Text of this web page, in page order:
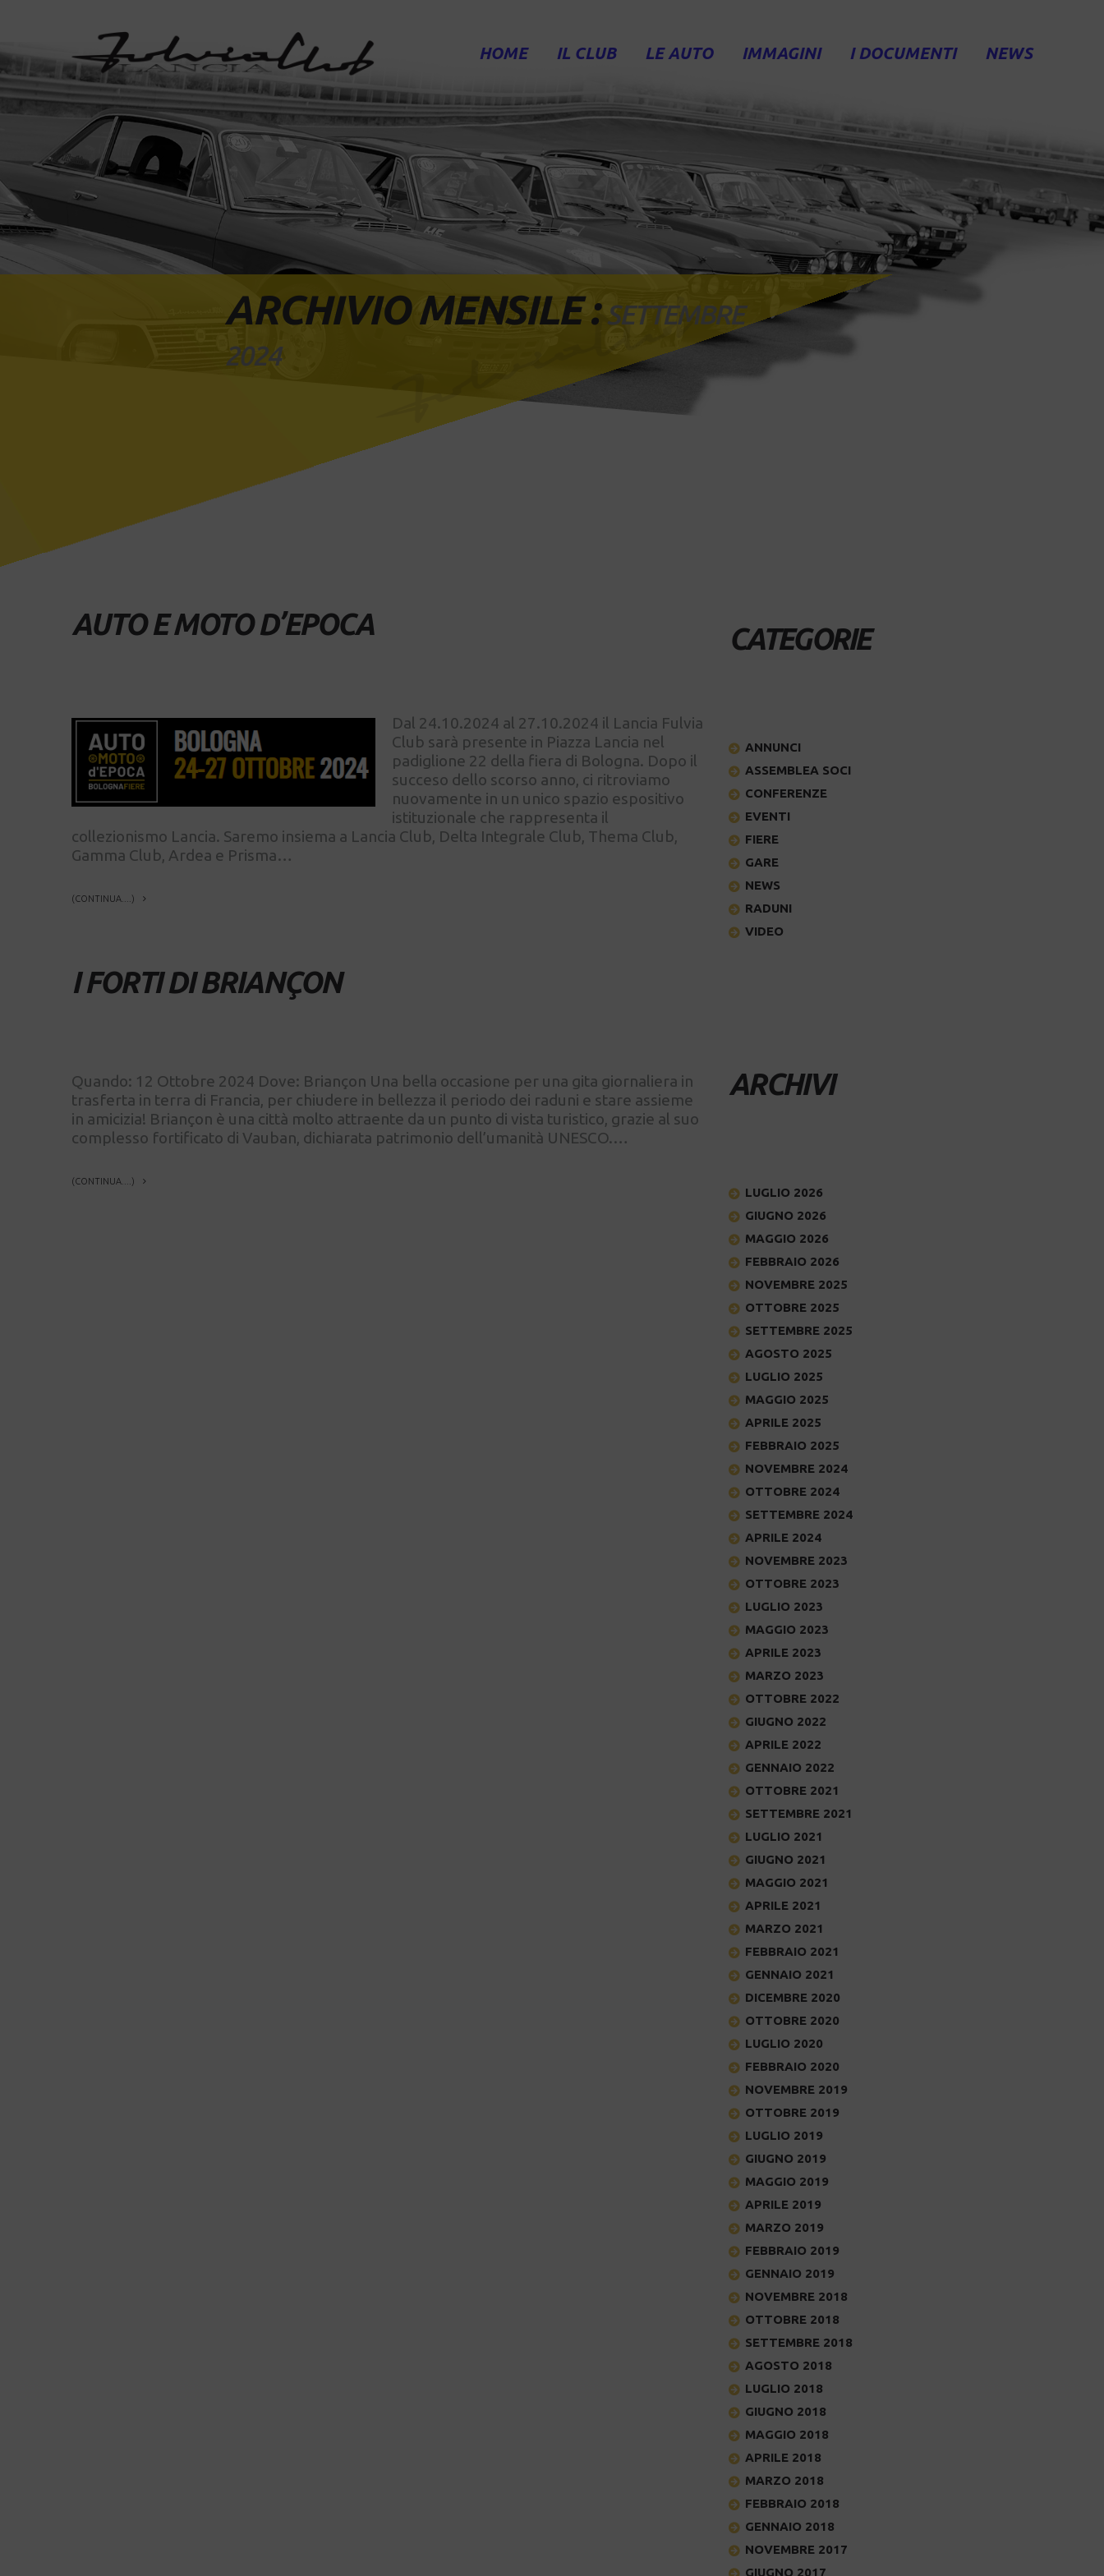
HOME IL CLUB LE AUTO IMMAGINI I DOCUMENTI NEWS
ARCHIVIO MENSILE :SETTEMBRE
2024
AUTO E MOTO D’EPOCA
Dal 24.10.2024 al 27.10.2024 il Lancia Fulvia
Club sarà presente in Piazza Lancia nel
padiglione 22 della fiera di Bologna. Dopo il
succeso dello scorso anno, ci ritroviamo
nuovamente in un unico spazio espositivo
istituzionale che rappresenta il
collezionismo Lancia. Saremo insiema a Lancia Club, Delta Integrale Club, Thema Club,
Gamma Club, Ardea e Prisma…
(CONTINUA....)
I FORTI DI BRIANÇON
Quando: 12 Ottobre 2024 Dove: Briançon Una bella occasione per una gita giornaliera in
trasferta in terra di Francia, per chiudere in bellezza il periodo dei raduni e stare assieme
in amicizia! Briançon è una città molto attraente da un punto di vista turistico, grazie al suo
complesso fortificato di Vauban, dichiarata patrimonio dell’umanità UNESCO.…
(CONTINUA....)
CATEGORIE
ANNUNCI
ASSEMBLEA SOCI
CONFERENZE
EVENTI
FIERE
GARE
NEWS
RADUNI
VIDEO
ARCHIVI
LUGLIO 2026
GIUGNO 2026
MAGGIO 2026
FEBBRAIO 2026
NOVEMBRE 2025
OTTOBRE 2025
SETTEMBRE 2025
AGOSTO 2025
LUGLIO 2025
MAGGIO 2025
APRILE 2025
FEBBRAIO 2025
NOVEMBRE 2024
OTTOBRE 2024
SETTEMBRE 2024
APRILE 2024
NOVEMBRE 2023
OTTOBRE 2023
LUGLIO 2023
MAGGIO 2023
APRILE 2023
MARZO 2023
OTTOBRE 2022
GIUGNO 2022
APRILE 2022
GENNAIO 2022
OTTOBRE 2021
SETTEMBRE 2021
LUGLIO 2021
GIUGNO 2021
MAGGIO 2021
APRILE 2021
MARZO 2021
FEBBRAIO 2021
GENNAIO 2021
DICEMBRE 2020
OTTOBRE 2020
LUGLIO 2020
FEBBRAIO 2020
NOVEMBRE 2019
OTTOBRE 2019
LUGLIO 2019
GIUGNO 2019
MAGGIO 2019
APRILE 2019
MARZO 2019
FEBBRAIO 2019
GENNAIO 2019
NOVEMBRE 2018
OTTOBRE 2018
SETTEMBRE 2018
AGOSTO 2018
LUGLIO 2018
GIUGNO 2018
MAGGIO 2018
APRILE 2018
MARZO 2018
FEBBRAIO 2018
GENNAIO 2018
NOVEMBRE 2017
GIUGNO 2017